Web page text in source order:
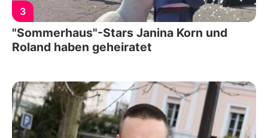
3
"Sommerhaus"-Stars Janina Korn und
Roland haben geheiratet